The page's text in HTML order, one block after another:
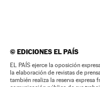
©EDICIONES EL PAÍS
EL PAÍS ejerce la oposición
la elaboración de revistas de
también realiza la reserva